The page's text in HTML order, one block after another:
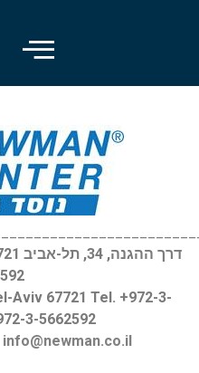
Aviv 67721 Tel. +972-3-
3-5662592
info@newman.co.il